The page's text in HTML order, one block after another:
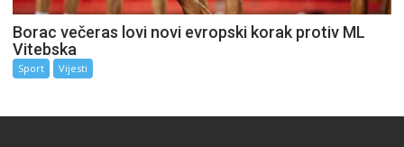
Borac večeras lovi novi evropski korak protiv ML
Vitebska
Sport Vijesti